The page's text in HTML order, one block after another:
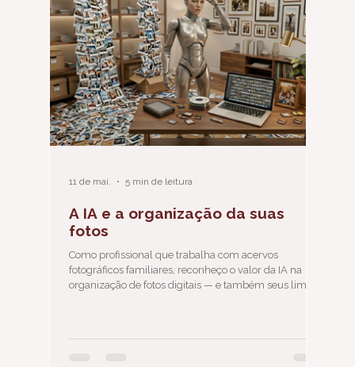
A IA e a organização da suas
fotos
Como profissional que trabalha com acervos
fotográficos familiares, reconheço o valor da IA na
organização de fotos digitais — e também seus limites.
11 de mai. 5 min de leitura